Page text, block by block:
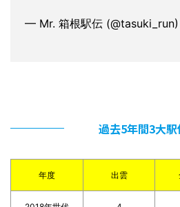
— Mr. 箱根駅伝 (@tasuki_run)
過去5年間3大
年度 出雲